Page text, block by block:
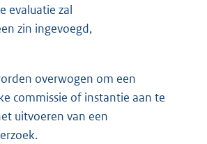
evaluatie zal
zin ingevoegd,
overwogen om een
commissie of instantie aan te
uitvoeren van een